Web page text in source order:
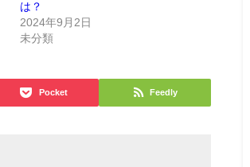
は？
2024年9月2日
未分類
Pocket Feedly